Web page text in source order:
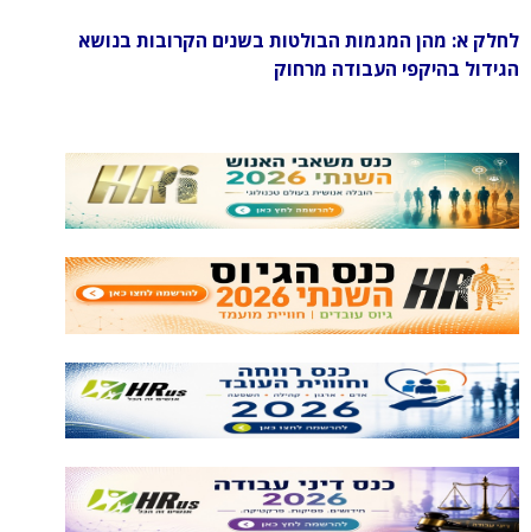
לחלק א: מהן המגמות הבולטות בשנים הקרובות בנושא
הגידול בהיקפי העבודה מרחוק